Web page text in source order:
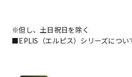
※但し、土日祝日を除く
■EPLIS（エルピス）シリーズについ